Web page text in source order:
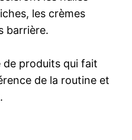
les crèmes
barrière.
de produits qui fait
de la routine et